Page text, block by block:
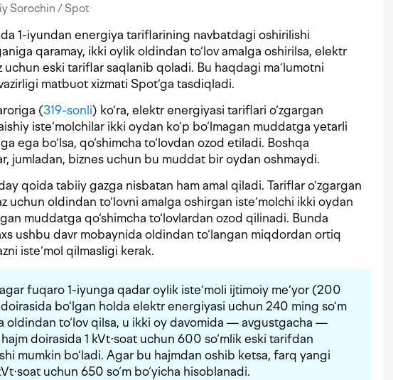
Sorochin / Spot
1-iyundan energiya tariflarining navbatdagi oshirilishi
qaramay, ikki oylik oldindan to‘lov amalga oshirilsa, elektr
uchun eski tariflar saqlanib qoladi. Bu haqdagi ma‘lumotni
matbuot xizmati Spot‘ga tasdiqladi.
(319-sonli) ko‘ra, elektr energiyasi tariflari o‘zgargan
iste‘molchilar ikki oydan ko‘p bo‘lmagan muddatga yetarli
ega bo‘lsa, qo‘shimcha to‘lovdan ozod etiladi. Boshqa
jumladan, biznes uchun bu muddat bir oydan oshmaydi.
qoida tabiiy gazga nisbatan ham amal qiladi. Tariflar o‘zgargan
uchun oldindan to‘lovni amalga oshirgan iste‘molchi ikki oydan
muddatga qo‘shimcha to‘lovlardan ozod qilinadi. Bunda
ushbu davr mobaynida oldindan to‘langan miqdordan ortiq
iste‘mol qilmasligi kerak.
fuqaro 1-iyunga qadar oylik iste‘moli ijtimoiy me‘yor (200
bo‘lgan holda elektr energiyasi uchun 240 ming so‘m
oldindan to‘lov qilsa, u ikki oy davomida — avgustgacha —
doirasida 1 kVt⋅soat uchun 600 so‘mlik eski tarifdan
mumkin bo‘ladi. Agar bu hajmdan oshib ketsa, farq yangi
uchun 650 so‘m bo‘yicha hisoblanadi.